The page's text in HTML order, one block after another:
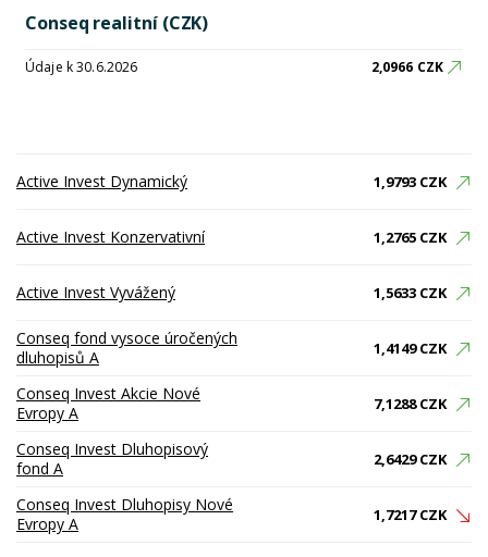
Conseq realitní (CZK)
Údaje k 30.6.2026 2,0966 CZK
Active Invest Dynamický 1,9793 CZK
Active Invest Konzervativní 1,2765 CZK
Active Invest Vyvážený 1,5633 CZK
Conseq fond vysoce úročených
dluhopisů A
1,4149 CZK
Conseq Invest Akcie Nové
Evropy A
7,1288 CZK
Conseq Invest Dluhopisový
fond A
2,6429 CZK
Conseq Invest Dluhopisy Nové
Evropy A
1,7217 CZK